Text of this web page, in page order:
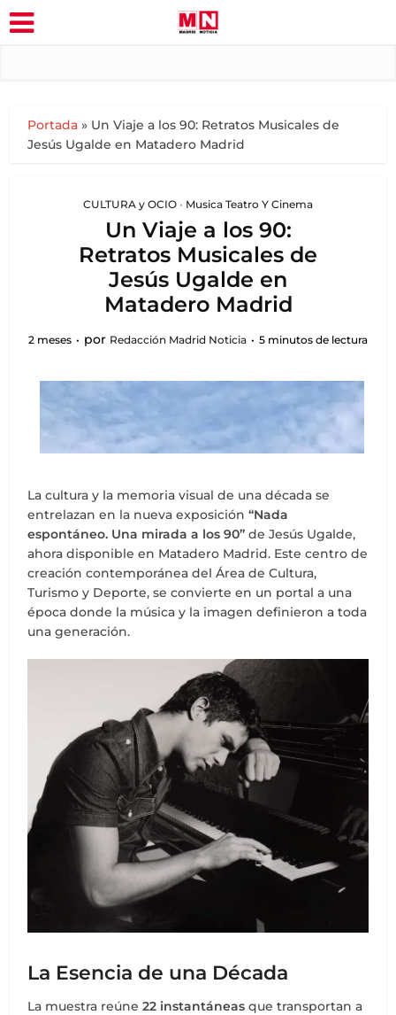
Portada » Un Viaje a los 90: Retratos Musicales de
Jesús Ugalde en Matadero Madrid
CULTURA y OCIO • Musica Teatro Y Cinema
Un Viaje a los 90:
Retratos Musicales de
Jesús Ugalde en
Matadero Madrid
2 meses por Redacción Madrid Noticia 5 minutos de lectura
La cultura y la memoria visual de una década se
entrelazan en la nueva exposición“Nada
espontáneo. Una mirada a los 90” de Jesús Ugalde,
ahora disponible en Matadero Madrid. Este centro de
creación contemporánea del Área de Cultura,
Turismo y Deporte, se convierte en un portal a una
época donde la música y la imagen definieron a toda
una generación.
La Esencia de una Década
La muestra reúne22 instantáneas que transportan a